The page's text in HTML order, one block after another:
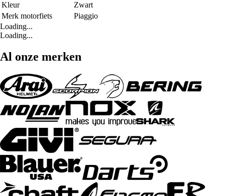
Kleur
Zwart
Merk motorfiets
Piaggio
Loading...
Loading...
Al onze merken